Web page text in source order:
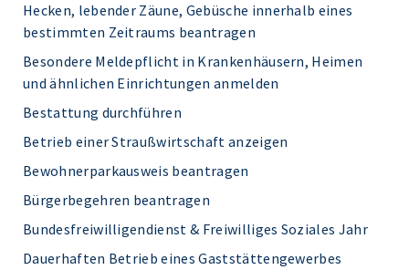
Hecken, lebender Zäune, Gebüsche innerhalb eines
bestimmten Zeitraums beantragen
Besondere Meldepflicht in Krankenhäusern, Heimen
und ähnlichen Einrichtungen anmelden
Bestattung durchführen
Betrieb einer Straußwirtschaft anzeigen
Bewohnerparkausweis beantragen
Bürgerbegehren beantragen
Bundesfreiwilligendienst & Freiwilliges Soziales Jahr
Dauerhaften Betrieb eines Gaststättengewerbes